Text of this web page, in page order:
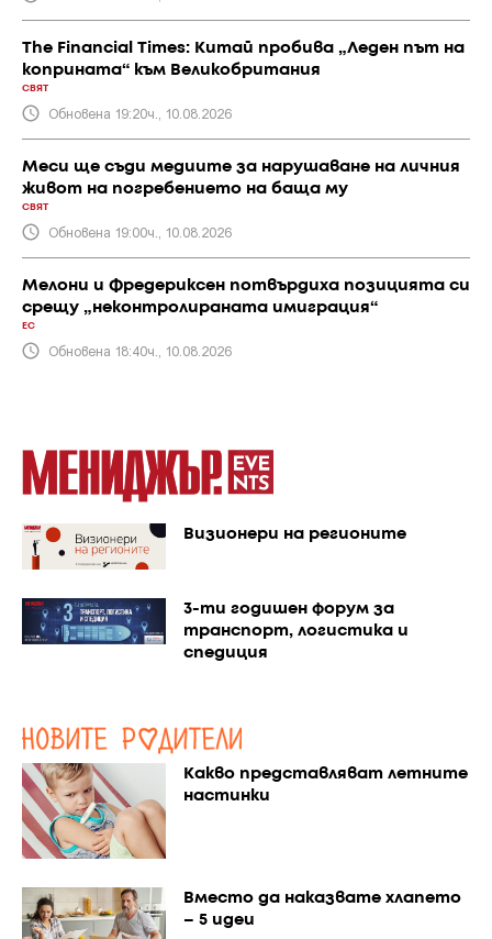
The Financial Times: Китай пробива „Леден път на
коприната“ към Великобритания
СВЯТ
Обновена 19:20ч., 10.08.2026
Меси ще съди медиите за нарушаване на личния
живот на погребението на баща му
СВЯТ
Обновена 19:00ч., 10.08.2026
Мелони и Фредериксен потвърдиха позицията си
срещу „неконтролираната имиграция“
ЕС
Обновена 18:40ч., 10.08.2026
Визионери на регионите
3-ти годишен форум за
транспорт, логистика и
спедиция
Какво представляват летните
настинки
Вместо да наказвате хлапето
– 5 идеи